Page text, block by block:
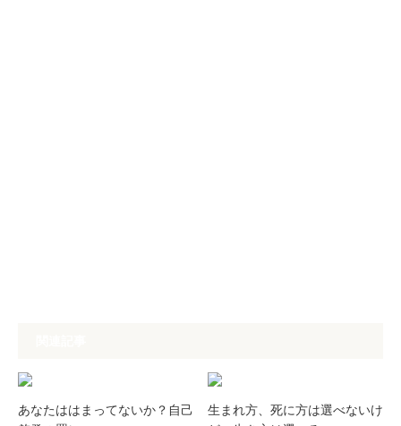
あなたははまってないか？自己
生まれ方、死に方は選べないけ